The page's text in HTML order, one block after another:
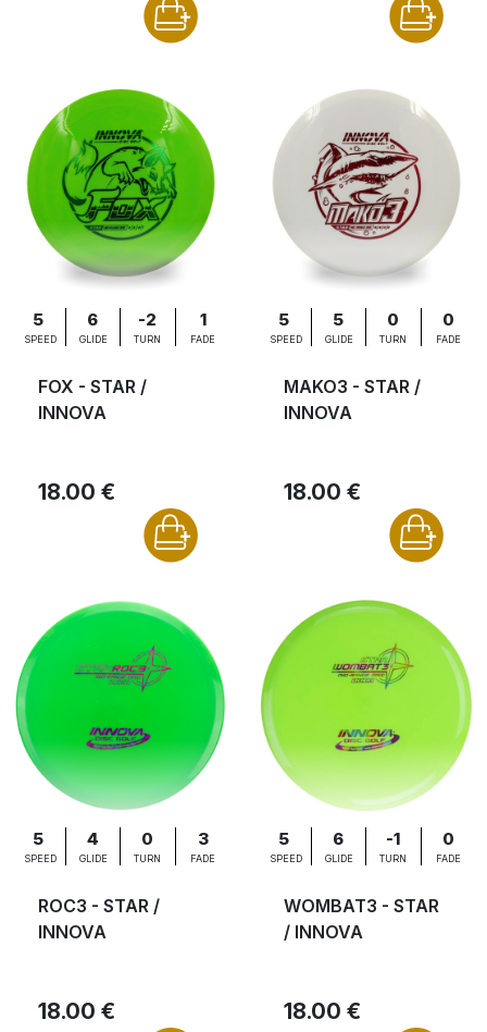
5
SPEED
6
GLIDE
-2
TURN
1
FADE
FOX - STAR /
INNOVA
18.00 €
5
SPEED
5
GLIDE
0
TURN
0
FADE
MAKO3 - STAR /
INNOVA
18.00 €
5
SPEED
4
GLIDE
0
TURN
3
FADE
ROC3 - STAR /
INNOVA
18.00 €
5
SPEED
6
GLIDE
-1
TURN
0
FADE
WOMBAT3 - STAR
/ INNOVA
18.00 €